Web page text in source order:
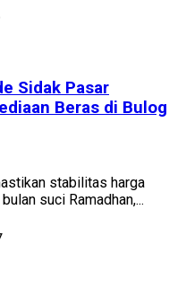
Sidak Pasar
Beras di Bulog
stabilitas harga
suci Ramadhan,...